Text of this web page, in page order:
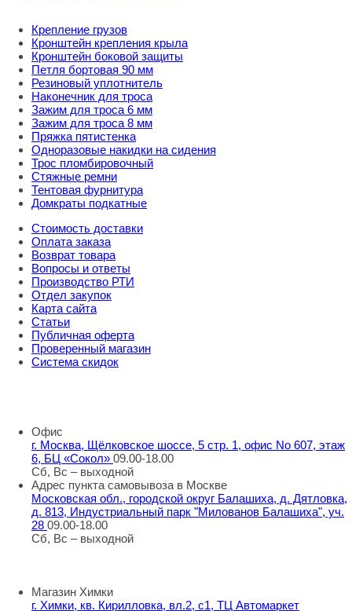
Крепление грузов
Кронштейн крепления крыла
Кронштейн боковой защиты
Петля бортовая 90 мм
Резиновый уплотнитель
Наконечник для троса
Зажим для троса 6 мм
Зажим для троса 8 мм
Пряжка пятистенка
Одноразовые накидки на сидения
Трос пломбировочный
Стяжные ремни
Тентовая фурнитура
Домкраты подкатные
Стоимость доставки
Оплата заказа
Возврат товара
Вопросы и ответы
Производство РТИ
Отдел закупок
Карта сайта
Статьи
Публичная оферта
Проверенный магазин
Система скидок
Офис
г. Москва, Щёлковское шоссе, 5 стр. 1, офис No 607, этаж
6, БЦ «Сокол» 09.00-18.00
Сб, Вс – выходной
Адрес пункта самовывоза в Москве
Московская обл., городской округ Балашиха, д. Дятловка,
д. 813, Индустриальный парк "Милованов Балашиха", уч.
28 09.00-18.00
Сб, Вс – выходной
Магазин Химки
г. Химки, кв. Кирилловка, вл.2, с1, ТЦ Автомаркет